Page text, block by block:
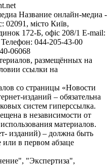
Название онлайн-медиа -
02091, місто Київ,
172-Б, офіс 208/1 E-mail:
Телефон: 044-205-43-00
06068
размещённых на
ссылки на
со страницы «Новости
изданий – обязательна
систем гиперссылка.
в независимости от
материалов.
изданий) – должна быть
или в первом абзаце
"Экспертиза",